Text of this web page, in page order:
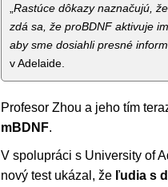
Rastúce dôkazy naznačujú,
zdá sa, že proBDNF aktivuje
aby sme dosiahli presné
v Adelaide.
Profesor Zhou a jeho tím
mBDNF.
V spolupráci s University of
nový test ukázal, že ľudia s